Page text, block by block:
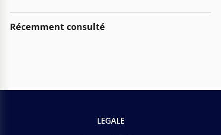
Récemment consulté
LEGALE